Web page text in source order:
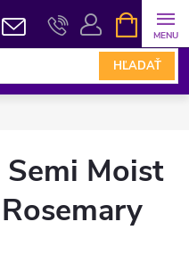
HĽADAŤ
KOŠÍK
Moist